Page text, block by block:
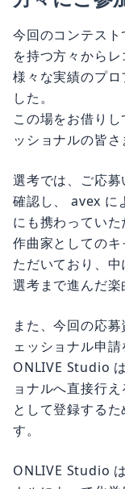
を持つ方々から
様々な実績のプロ
した。
この場をお借り
ッショナルの皆
確認し、 avex に
にも携わっていた
作曲家としてのキ
ただいており、
選考まで進んだ楽
ェッショナル申
ONLIVE Studio
ョナルへ直接行
として登録する
す。
ナルによって化